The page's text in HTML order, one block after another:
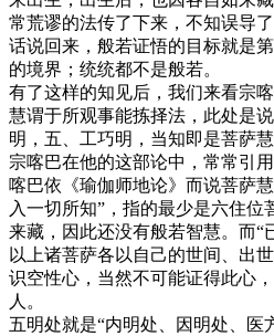
常荒谬的法传了下来，不知误导了
话说回来，般若证悟的目标就是
的境界；统统都不是般若。
有了这样的知见后，我们来看宗
慧谓于所观事能拣择法，此处是
明，五、工巧明，当知即是菩萨
宗喀巴在他的这部论中，常常引
喀巴依《瑜伽师地论》而说菩萨
入一切所知”，指的最少是六住
来藏，因此还没有般若智慧。而“
以上诸菩萨各以自己的世间、出
识空性心，当然不可能证得此心
人。
五明处就是“内明处、因明处、